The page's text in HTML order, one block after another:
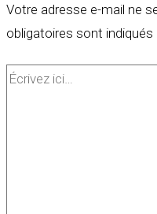
Votre adresse e-mail ne
obligatoires sont indiqués
Écrivez